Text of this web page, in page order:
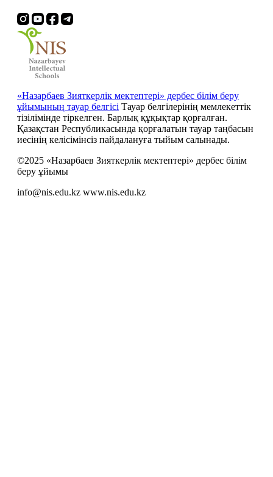
«Назарбаев Зияткерлік мектептері» дербес білім беру
ұйымының тауар белгісі Тауар белгілерінің мемлекеттік
тізілімінде тіркелген. Барлық құқықтар қорғалған.
Қазақстан Республикасында қорғалатын тауар таңбасын
иесiнiң келiсiмiнсiз пайдалануға тыйым салынады.
©2025 «Назарбаев Зияткерлік мектептері» дербес білім
беру ұйымы
info@nis.edu.kz www.nis.edu.kz